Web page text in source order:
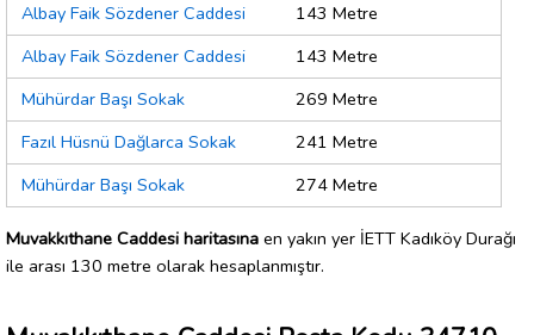
Albay Faik Sözdener Caddesi
143 Metre
Albay Faik Sözdener Caddesi
143 Metre
Mühürdar Başı Sokak
269 Metre
Fazıl Hüsnü Dağlarca Sokak
241 Metre
Mühürdar Başı Sokak
274 Metre
Muvakkıthane Caddesi haritasına en yakın yer İETT Kadıköy Durağı
ile arası 130 metre olarak hesaplanmıştır.